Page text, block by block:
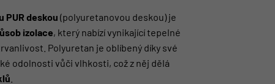
PUR deskou (polyuretanovou deskou) je
izolace, který nabízí vynikající tepelné
Polyuretan je oblíbený díky své
odolnosti vůči vlhkosti, což z něj dělá